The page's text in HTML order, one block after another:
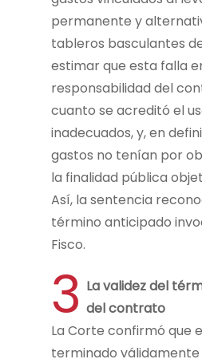
permanente y
tableros basculantes
estimar que esta falla
responsabilidad del
cuanto se acreditó el
inadecuados, y, en
gastos no tenían por
la finalidad pública
Así, la sentencia
término anticipado
Fisco.
3 La validez del
del contrato
La Corte confirmó que
terminado válidamente